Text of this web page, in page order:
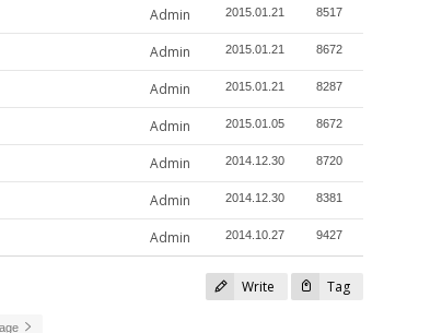
Admin 2015.01.21 8517
Admin 2015.01.21 8672
Admin 2015.01.21 8287
Admin 2015.01.05 8672
Admin 2014.12.30 8720
Admin 2014.12.30 8381
Admin 2014.10.27 9427
Write Tag